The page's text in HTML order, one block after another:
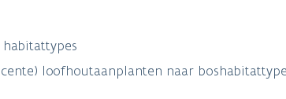
loofhoutaanplanten naar